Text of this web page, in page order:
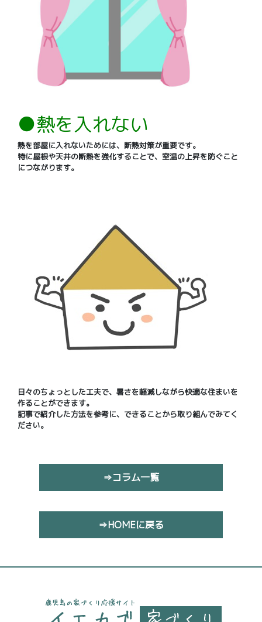
●熱を入れない
熱を部屋に入れないためには、断熱対策が重要です。
特に屋根や天井の断熱を強化することで、室温の上昇を防ぐこと
につながります。
日々のちょっとした工夫で、暑さを軽減しながら快適な住まいを
作ることができます。
記事で紹介した方法を参考に、できることから取り組んでみてく
ださい。
⇒コラム一覧
⇒HOMEに戻る